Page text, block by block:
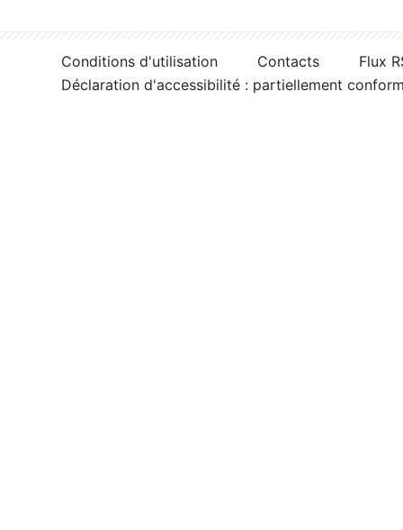
Conditions d'utilisation Contacts
Flux
Déclaration d'accessibilité : partiellement